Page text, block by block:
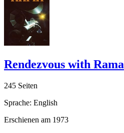
Rendezvous with Rama
245 Seiten
Sprache: English
Erschienen am 1973